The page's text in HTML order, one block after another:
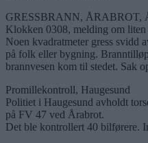
GRESSBRANN, ÅRABROT,
Klokken 0308, melding om
Noen kvadratmeter gress svidd
på folk eller bygning.
brannvesen kom til stedet. Sak
Promillekontroll, Haugesund
Politiet i Haugesund avholdt
på FV 47 ved Årabrot.
Det ble kontrollert 40 bilførere.